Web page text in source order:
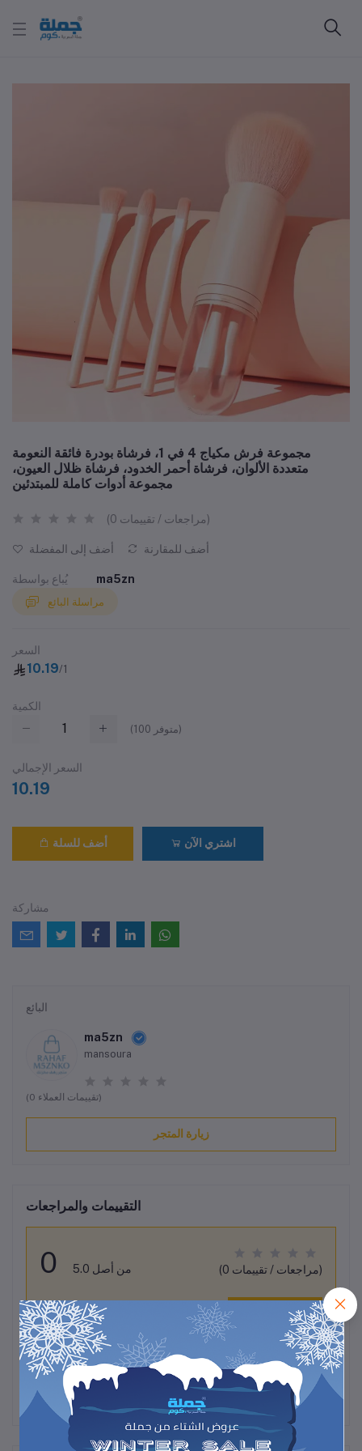
مجموعة فرش مكياج 4 في 1، فرشاة بودرة فائقة النعومة
متعددة الألوان، فرشاة أحمر الخدود، فرشاة ظلال العيون،
مجموعة أدوات كاملة للمبتدئين
(0 مراجعات / تقييمات)
أضف إلى المفضلة أضف للمقارنة
يُباع بواسطة ma5zn
مراسلة البائع
السعر
10.19/1
الكمية
(100 متوفر)
السعر الإجمالي
10.19
أضف للسلة اشتري الآن
مشاركة
البائع
ma5zn
mansoura
(0 تقييمات العملاء)
زيارة المتجر
التقييمات والمراجعات
0 من أصل 5.0 (0 مراجعات / تقييمات)
قيم هذا المنتج
لم تكن هناك تقييمات لهذا المنتج حتى الآن.